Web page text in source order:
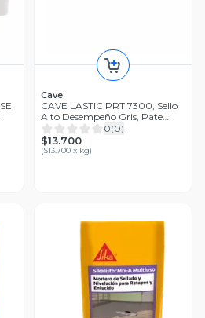
Cave
CAVE LASTIC PRT 7300, Sello
Alto Desempeño Gris, Pate
600cc
0(0)
$13.700
($13.700 x kg)